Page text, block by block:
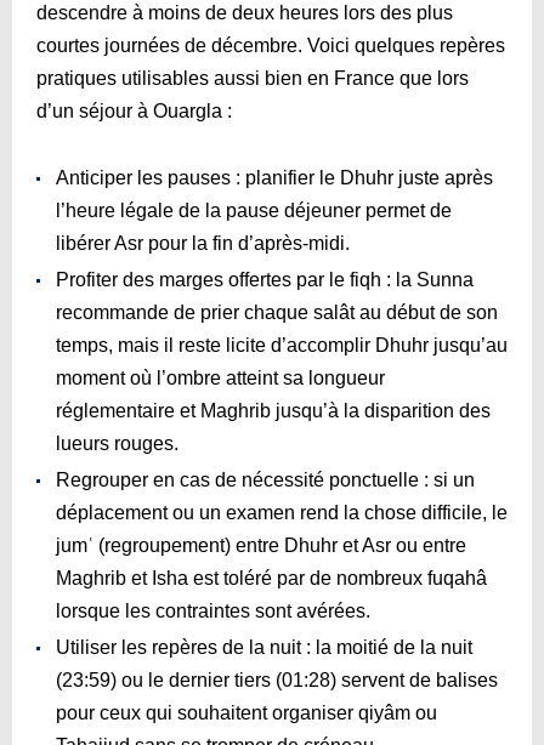
descendre à moins de deux heures lors des plus
courtes journées de décembre. Voici quelques repères
pratiques utilisables aussi bien en France que lors
d’un séjour à Ouargla :
Anticiper les pauses : planifier le Dhuhr juste après
l’heure légale de la pause déjeuner permet de
libérer Asr pour la fin d’après-midi.
Profiter des marges offertes par le fiqh : la Sunna
recommande de prier chaque salât au début de son
temps, mais il reste licite d’accomplir Dhuhr jusqu’au
moment où l’ombre atteint sa longueur
réglementaire et Maghrib jusqu’à la disparition des
lueurs rouges.
Regrouper en cas de nécessité ponctuelle : si un
déplacement ou un examen rend la chose difficile, le
jumʿ (regroupement) entre Dhuhr et Asr ou entre
Maghrib et Isha est toléré par de nombreux fuqahâ
lorsque les contraintes sont avérées.
Utiliser les repères de la nuit : la moitié de la nuit
(23:59) ou le dernier tiers (01:28) servent de balises
pour ceux qui souhaitent organiser qiyâm ou